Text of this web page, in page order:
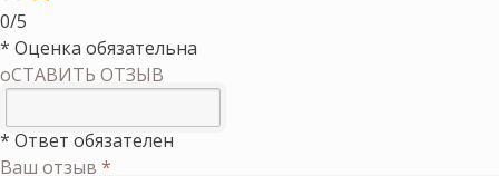
0/5
* Оценка обязательна
оСТАВИТЬ ОТЗЫВ
* Ответ обязателен
Ваш отзыв *